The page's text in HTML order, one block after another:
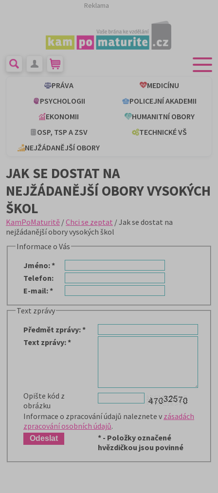
Reklama
PRÁVA
MEDICÍNU
PSYCHOLOGII
POLICEJNÍ AKADEMII
EKONOMII
HUMANITNÍ OBORY
OSP, TSP A ZSV
TECHNICKÉ VŠ
NEJŽÁDANĚJŠÍ OBORY
JAK SE DOSTAT NA
NEJŽÁDANĚJŠÍ OBORY VYSOKÝCH
ŠKOL
KamPoMaturitě /Chci se zeptat / Jak se dostat na
nejžádanější obory vysokých škol
Informace o Vás
Jméno:*
Telefon:
E-mail:*
Text zprávy
Předmět zprávy:*
Text zprávy:*
Opište kód z
obrázku
Informace o zpracování údajů naleznete v zásadách
zpracování osobních údajů.
* - Položky označené
hvězdičkou jsou povinné